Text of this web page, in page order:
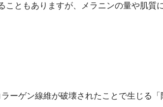
ともありますが、メラニンの量や肌
ーゲン線維が破壊されたことで生じる